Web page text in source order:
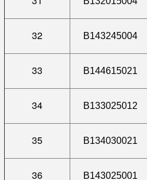
32 B143245004
33 B144615021
34 B133025012
35 B134030021
36 B143025001